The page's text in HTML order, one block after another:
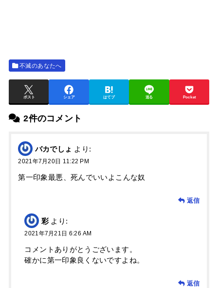
不滅のあなたへ
ポスト シェア はてブ 送る Pocket
2件のコメント
バカでしょ より:
2021年7月20日 11:22 PM
第一印象最悪、死んでいいよこんな奴
返信
彩 より:
2021年7月21日 6:26 AM
コメントありがとうございます。
確かに第一印象良くないですよね。
返信